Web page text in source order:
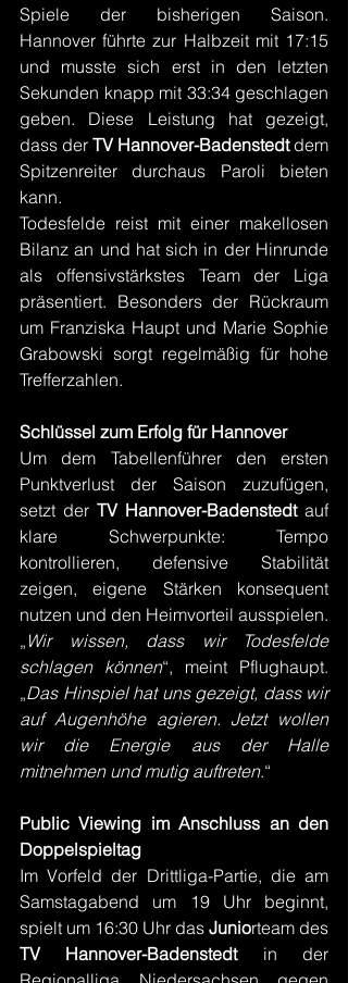
Spiele der bisherigen Saison.
Hannover führte zur Halbzeit mit 17:15
und musste sich erst in den letzten
Sekunden knapp mit 33:34 geschlagen
geben. Diese Leistung hat gezeigt,
dass der TV Hannover-Badenstedt dem
Spitzenreiter durchaus Paroli bieten
kann.
Todesfelde reist mit einer makellosen
Bilanz an und hat sich in der Hinrunde
als offensivstärkstes Team der Liga
präsentiert. Besonders der Rückraum
um Franziska Haupt und Marie Sophie
Grabowski sorgt regelmäßig für hohe
Trefferzahlen.
Schlüssel zum Erfolg für Hannover
Um dem Tabellenführer den ersten
Punktverlust der Saison zuzufügen,
setzt der TV Hannover-Badenstedt auf
klare Schwerpunkte: Tempo
kontrollieren, defensive Stabilität
zeigen, eigene Stärken konsequent
nutzen und den Heimvorteil ausspielen.
„ Wir wissen, dass wir Todesfelde
schlagen können“, meint Pflughaupt.
„Das Hinspiel hat uns gezeigt, dass wir
auf Augenhöhe agieren. Jetzt wollen
wir die Energie aus der Halle
mitnehmen und mutig auftreten.“
Public Viewing im Anschluss an den
Doppelspieltag
Im Vorfeld der Drittliga-Partie, die am
Samstagabend um 19 Uhr beginnt,
spielt um 16:30 Uhr das Junio
TV Hannover-Badenstedt in der